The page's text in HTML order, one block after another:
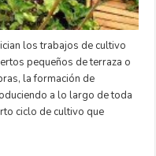
los trabajos de cultivo
pequeños de terraza o
la formación de
a lo largo de toda
ciclo de cultivo que